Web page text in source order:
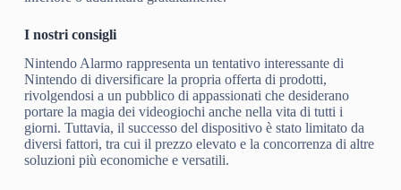
I nostri consigli
Nintendo Alarmo rappresenta un tentativo interessante di
Nintendo di diversificare la propria offerta di prodotti,
rivolgendosi a un pubblico di appassionati che desiderano
portare la magia dei videogiochi anche nella vita di tutti i
giorni. Tuttavia, il successo del dispositivo è stato limitato da
diversi fattori, tra cui il prezzo elevato e la concorrenza di altre
soluzioni più economiche e versatili.